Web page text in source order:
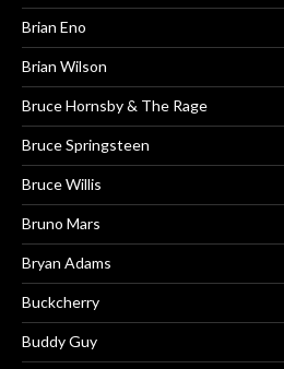
Brian Eno
Brian Wilson
Bruce Hornsby & The Rage
Bruce Springsteen
Bruce Willis
Bruno Mars
Bryan Adams
Buckcherry
Buddy Guy